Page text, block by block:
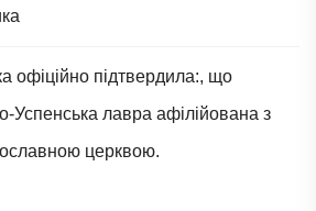
офіційно підтвердила:, що
Успенська лавра афілійована з
церквою.